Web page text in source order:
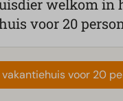
welkom in
voor 20
vakantiehuis voor 20